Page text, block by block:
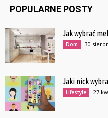
POPULARNE POSTY
Jak wybrać
Dom 30
Jaki nick
Lifestyle 27